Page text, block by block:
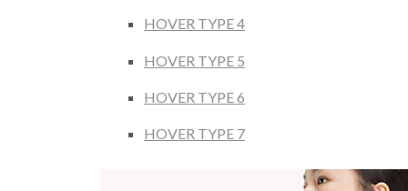
HOVER TYPE 4
HOVER TYPE 5
HOVER TYPE 6
HOVER TYPE 7